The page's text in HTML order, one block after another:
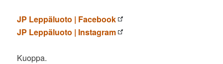
JP Leppäluoto | Facebook
JP Leppäluoto | Instagram
Kuoppa.